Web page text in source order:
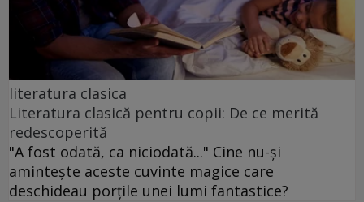
literatura clasica
Literatura clasică pentru copii: De ce merită
redescoperită
"A fost odată, ca niciodată..." Cine nu-și
amintește aceste cuvinte magice care
deschideau porțile unei lumi fantastice?